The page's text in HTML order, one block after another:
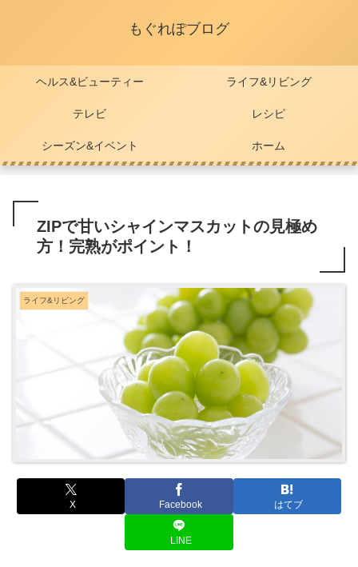
もぐれぽブログ
ヘルス&ビューティー ライフ&リビング
テレビ レシピ
シーズン&イベント ホーム
ZIPで甘いシャインマスカットの見極め
方！完熟がポイント！
ライフ&リビング
X Facebook はてブ
LINE